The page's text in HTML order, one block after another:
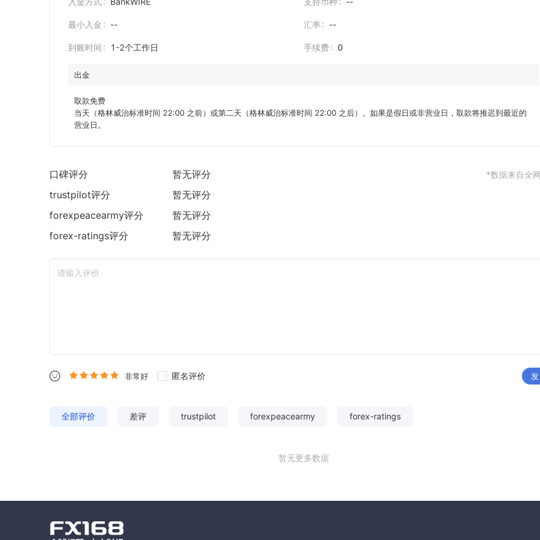
最小入金 -- 汇率 --
到账时间 1-2个工作日 手续费 0
出金
取款免费
当天（格林威治标准时间 22:00 之前）或第二天（格林威治标准时间 22:00 之后）。如果是假日或非营业日，取款将推迟到最近的
营业日。
口碑评分 暂无评分 *数据来自全
trustpilot评分
暂无评分
forexpeacearmy评分
暂无评分
forex-ratings评分 暂无评分
非常好 匿名评价
全部评价 差评 trustpilot forexpeacearmy forex-ratings
暂无更多数据